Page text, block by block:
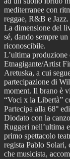
mediterranee con
reggae, R&B e Jazz.
La dimensione del
sé, dando sempre
riconoscibile.
L’ultima produzione
Etnagigante/Artist
Aretuska, a cui
partecipazione di
moment. Il brano è
“Voci x la Libertà”
Partecipa alla 68°
Diodato con la
Ruggeri nell’ultima
primo spettacolo
regista Pablo Solari,
che musicista,